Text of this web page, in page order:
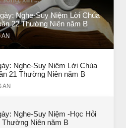
Nghe-Suy Niệm Lời Chúa
22 Thường Niên năm B
Nghe-Suy Niệm Lời Chúa
21 Thường Niên năm B
AN
Nghe-Suy Niệm -Học Hỏi
Thường Niên năm B
Luon Tha Thu